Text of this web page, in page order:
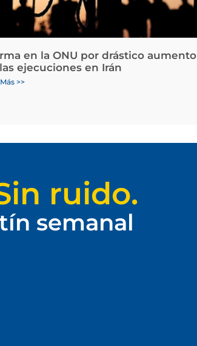
en la ONU por drástico aumento
ejecuciones en Irán
>>
ruido.
semanal